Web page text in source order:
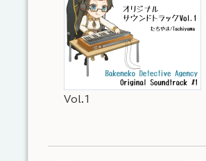
Vol.1